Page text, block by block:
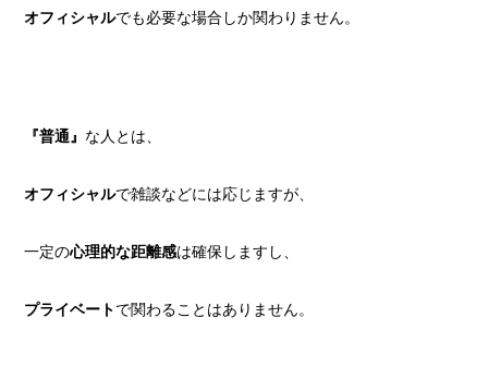
オフィシャルでも必要な場合しか関わりません。
『普通』 な人とは、
オフィシャルで雑談などには応じますが、
一定の心理的な距離感は確保しますし、
プライベートで関わることはありません。